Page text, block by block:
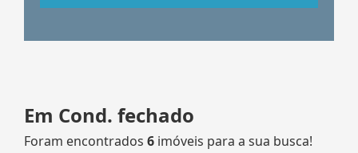
Em Cond. fechado
Foram encontrados 6 imóveis para a sua busca!